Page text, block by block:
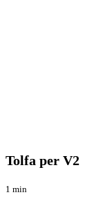
V2
Tolfa per V2
1 min